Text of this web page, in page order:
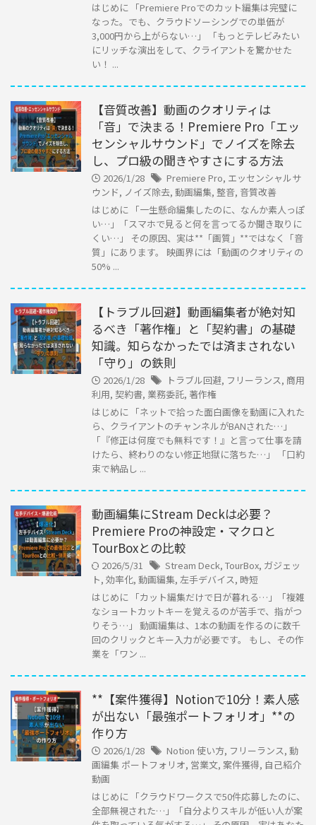
はじめに 「Premiere Proでのカット編集は完璧に
なった。でも、クラウドソーシングでの単価が
3,000円から上がらない…」 「もっとテレビみたい
にリッチな演出をして、クライアントを驚かせた
い！ ...
【音質改善】動画のクオリティは
「音」で決まる！Premiere Pro「エッ
センシャルサウンド」でノイズを除去
し、プロ級の聞きやすさにする方法
2026/1/28 Premiere Pro, エッセンシャルサ
ウンド, ノイズ除去, 動画編集, 整音, 音質改善
はじめに 「一生懸命編集したのに、なんか素人っぽ
い…」「スマホで見ると何を言ってるか聞き取りに
くい…」 その原因、実は**「画質」**ではなく「音
質」にあります。 映画界には「動画のクオリティの
50% ...
【トラブル回避】動画編集者が絶対知
るべき「著作権」と「契約書」の基礎
知識。知らなかったでは済まされない
「守り」の鉄則
2026/1/28 トラブル回避, フリーランス, 商用
利用, 契約書, 業務委託, 著作権
はじめに 「ネットで拾った面白画像を動画に入れた
ら、クライアントのチャンネルがBANされた…」
「『修正は何度でも無料です！』と言って仕事を請
けたら、終わりのない修正地獄に落ちた…」 「口約
束で納品し ...
動画編集にStream Deckは必要？
Premiere Proの神設定・マクロと
TourBoxとの比較
2026/5/31 Stream Deck, TourBox, ガジェッ
ト, 効率化, 動画編集, 左手デバイス, 時短
はじめに 「カット編集だけで日が暮れる…」「複雑
なショートカットキーを覚えるのが苦手で、指がつ
りそう…」 動画編集は、1本の動画を作るのに数千
回のクリックとキー入力が必要です。 もし、その作
業を「ワン ...
**【案件獲得】Notionで10分！素人感
が出ない「最強ポートフォリオ」**の
作り方
2026/1/28 Notion 使い方, フリーランス, 動
画編集 ポートフォリオ, 営業文, 案件獲得, 自己紹介
動画
はじめに 「クラウドワークスで50件応募したのに、
全部無視された…」「自分よりスキルが低い人が案